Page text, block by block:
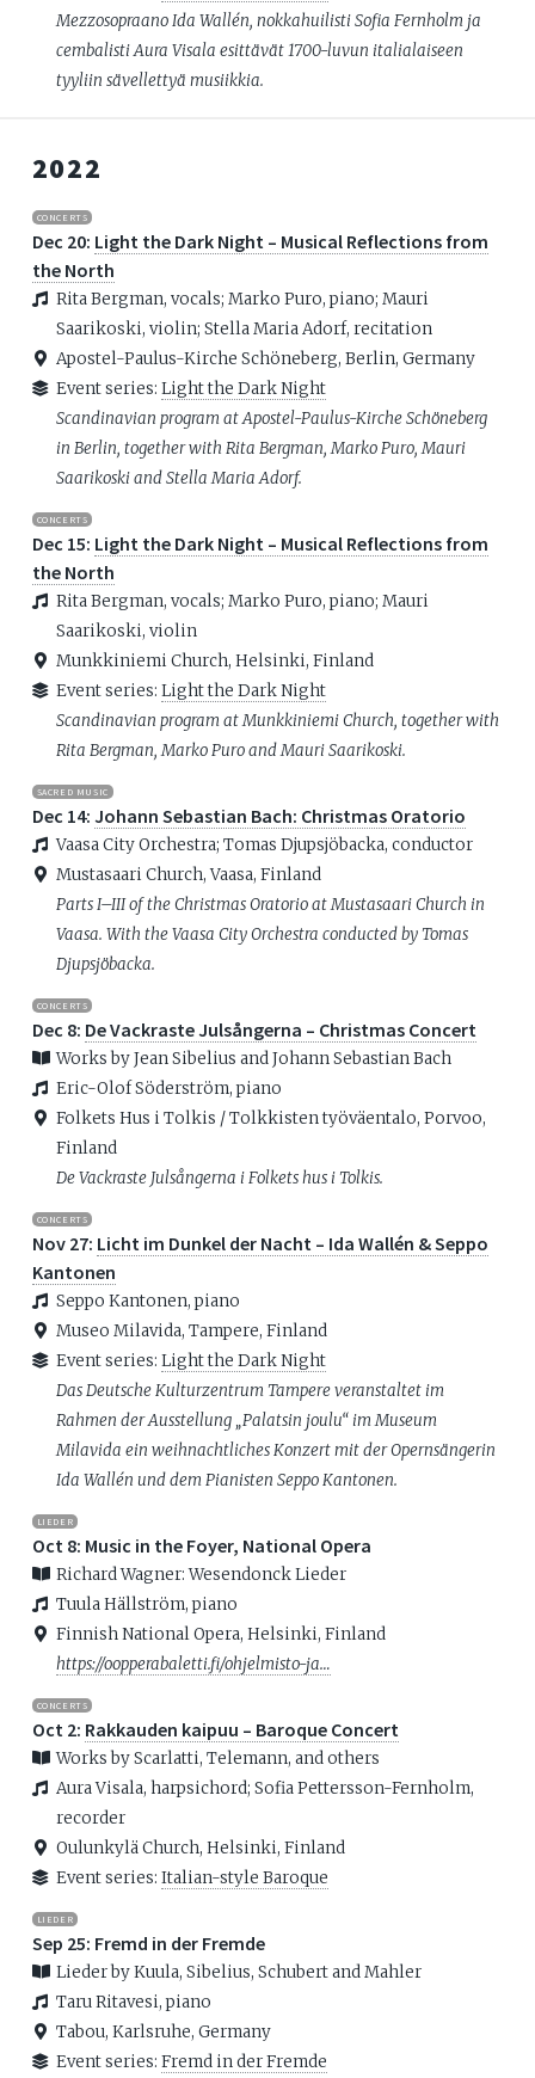
Mezzosopraano Ida Wallén, nokkahuilisti Sofia Fernholm ja
cembalisti Aura Visala esittävät 1700-luvun italialaiseen
tyyliin sävellettyä musiikkia.
2022
CONCERTS
Dec 20: Light the Dark Night – Musical Reflections from
the North
Rita Bergman, vocals; Marko Puro, piano; Mauri
Saarikoski, violin; Stella Maria Adorf, recitation
Apostel-Paulus-Kirche Schöneberg, Berlin, Germany
Event series: Light the Dark Night
Scandinavian program at Apostel-Paulus-Kirche Schöneberg
in Berlin, together with Rita Bergman, Marko Puro, Mauri
Saarikoski and Stella Maria Adorf.
CONCERTS
Dec 15: Light the Dark Night – Musical Reflections from
the North
Rita Bergman, vocals; Marko Puro, piano; Mauri
Saarikoski, violin
Munkkiniemi Church, Helsinki, Finland
Event series: Light the Dark Night
Scandinavian program at Munkkiniemi Church, together with
Rita Bergman, Marko Puro and Mauri Saarikoski.
SACRED MUSIC
Dec 14: Johann Sebastian Bach: Christmas Oratorio
Vaasa City Orchestra; Tomas Djupsjöbacka, conductor
Mustasaari Church, Vaasa, Finland
Parts I–III of the Christmas Oratorio at Mustasaari Church in
Vaasa. With the Vaasa City Orchestra conducted by Tomas
Djupsjöbacka.
CONCERTS
Dec 8: De Vackraste Julsångerna – Christmas Concert
Works by Jean Sibelius and Johann Sebastian Bach
Eric-Olof Söderström, piano
Folkets Hus i Tolkis / Tolkkisten työväentalo, Porvoo,
Finland
De Vackraste Julsångerna i Folkets hus i Tolkis.
CONCERTS
Nov 27: Licht im Dunkel der Nacht – Ida Wallén & Seppo
Kantonen
Seppo Kantonen, piano
Museo Milavida, Tampere, Finland
Event series: Light the Dark Night
Das Deutsche Kulturzentrum Tampere veranstaltet im
Rahmen der Ausstellung „Palatsin joulu“ im Museum
Milavida ein weihnachtliches Konzert mit der Opernsängerin
Ida Wallén und dem Pianisten Seppo Kantonen.
LIEDER
Oct 8: Music in the Foyer, National Opera
Richard Wagner: Wesendonck Lieder
Tuula Hällström, piano
Finnish National Opera, Helsinki, Finland
https://oopperabaletti.fi/ohjelmisto-ja…
CONCERTS
Oct 2: Rakkauden kaipuu – Baroque Concert
Works by Scarlatti, Telemann, and others
Aura Visala, harpsichord; Sofia Pettersson-Fernholm,
recorder
Oulunkylä Church, Helsinki, Finland
Event series: Italian-style Baroque
LIEDER
Sep 25: Fremd in der Fremde
Lieder by Kuula, Sibelius, Schubert and Mahler
Taru Ritavesi, piano
Tabou, Karlsruhe, Germany
Event series: Fremd in der Fremde